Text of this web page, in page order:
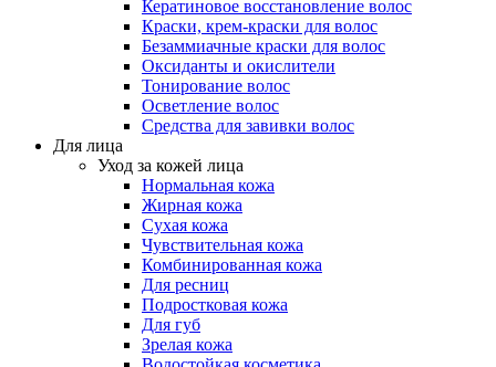
Кератиновое восстановление волос
Краски, крем-краски для волос
Безаммиачные краски для волос
Оксиданты и окислители
Тонирование волос
Осветление волос
Средства для завивки волос
Для лица
Уход за кожей лица
Нормальная кожа
Жирная кожа
Сухая кожа
Чувствительная кожа
Комбинированная кожа
Для ресниц
Подростковая кожа
Для губ
Зрелая кожа